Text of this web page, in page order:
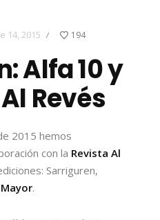
14, 2015 / 194
Alfa 10 y
Revés
2015 hemos
con la Revista Al
Sarriguren,
.